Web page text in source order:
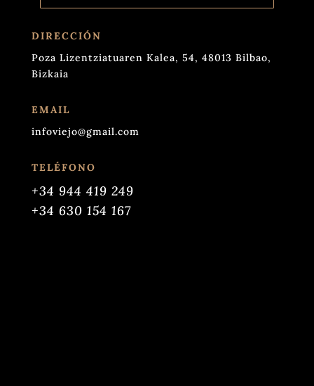
DIRECCIÓN
Poza Lizentziatuaren Kalea, 54, 48013 Bilbao,
Bizkaia
EMAIL
infoviejo@gmail.com
TELÉFONO
+34 944 419 249
+34 630 154 167